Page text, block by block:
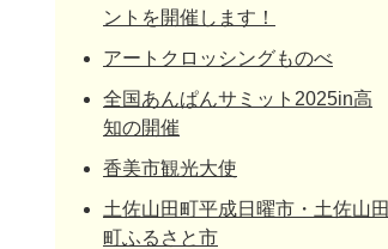
ントを開催します！
アートクロッシングものべ
全国あんぱんサミット2025in高
知の開催
香美市観光大使
土佐山田町平成日曜市・土佐山田
町ふるさと市